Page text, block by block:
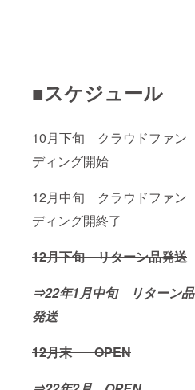
■スケジュール
10月下旬 クラウドファン
ディング開始
12月中旬 クラウドファン
ディング開終了
12月下旬 リターン品発送
⇒22年1月中旬 リターン品
発送
12月末 OPEN